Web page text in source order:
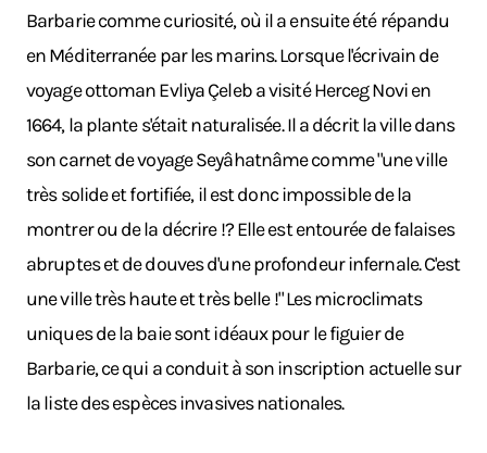
Barbarie comme curiosité, où il a ensuite été répandu
en Méditerranée par les marins. Lorsque l'écrivain de
voyage ottoman Evliya Çeleb a visité Herceg Novi en
1664, la plante s'était naturalisée. Il a décrit la ville dans
son carnet de voyage Seyâhatnâme comme "une ville
très solide et fortifiée, il est donc impossible de la
montrer ou de la décrire !? Elle est entourée de falaises
abruptes et de douves d'une profondeur infernale. C'est
une ville très haute et très belle !" Les microclimats
uniques de la baie sont idéaux pour le figuier de
Barbarie, ce qui a conduit à son inscription actuelle sur
la liste des espèces invasives nationales.